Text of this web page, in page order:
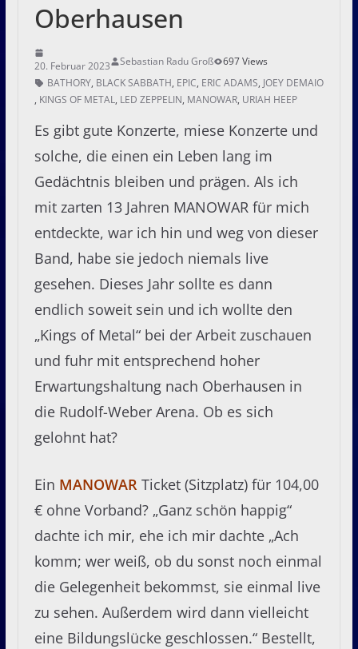
Oberhausen
20. Februar 2023 Sebastian Radu Groß
697 Views
BATHORY, BLACK SABBATH, EPIC, ERIC ADAMS, JOEY DEMAIO
, KINGS OF METAL, LED ZEPPELIN, MANOWAR, URIAH HEEP
Es gibt gute Konzerte, miese Konzerte und
solche, die einen ein Leben lang im
Gedächtnis bleiben und prägen. Als ich
mit zarten 13 Jahren MANOWAR für mich
entdeckte, war ich hin und weg von dieser
Band, habe sie jedoch niemals live
gesehen. Dieses Jahr sollte es dann
endlich soweit sein und ich wollte den
„Kings of Metal“ bei der Arbeit zuschauen
und fuhr mit entsprechend hoher
Erwartungshaltung nach Oberhausen in
die Rudolf-Weber Arena. Ob es sich
gelohnt hat?
Ein MANOWAR Ticket (Sitzplatz) für 104,00
€ ohne Vorband? „Ganz schön happig“
dachte ich mir, ehe ich mir dachte „Ach
komm; wer weiß, ob du sonst noch einmal
die Gelegenheit bekommst, sie einmal live
zu sehen. Außerdem wird dann vielleicht
eine Bildungslücke geschlossen.“ Bestellt,